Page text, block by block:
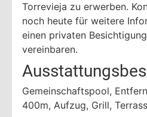
Torrevieja zu erwerben.
noch heute für weitere
einen privaten
vereinbaren.
Gemeinschaftspool,
400m, Aufzug, Grill,